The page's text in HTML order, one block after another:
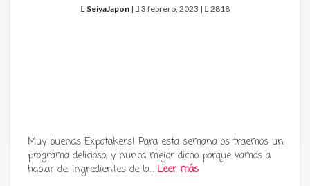
SeiyaJapon | 3 febrero, 2023 | 2818
Muy buenas Expotakers! Para esta semana os traemos un
programa delicioso, y nunca mejor dicho porque vamos a
hablar de: Ingredientes de la… Leer más